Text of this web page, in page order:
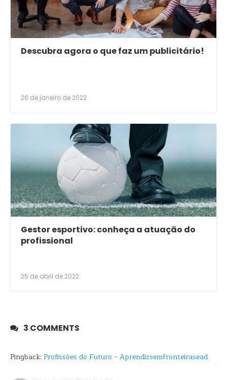
Descubra agora o que faz um publicitário!
26 de janeiro de 2022
Gestor esportivo: conheça a atuação do
profissional
25 de abril de 2022
3 COMMENTS
Pingback: Profissões do Futuro – Aprendizsemfronteirasead